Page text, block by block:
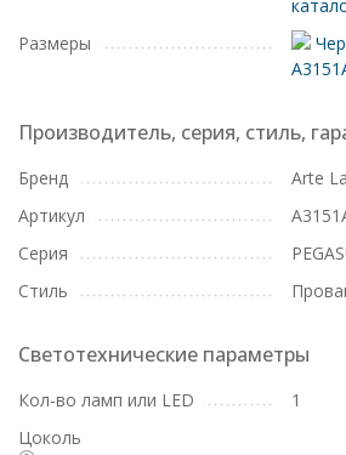
Размеры
Производитель, серия, стиль,
Бренд
Arte
Артикул
Серия
Стиль
Светотехнические параметры
Кол-во ламп или LED
1
Цоколь